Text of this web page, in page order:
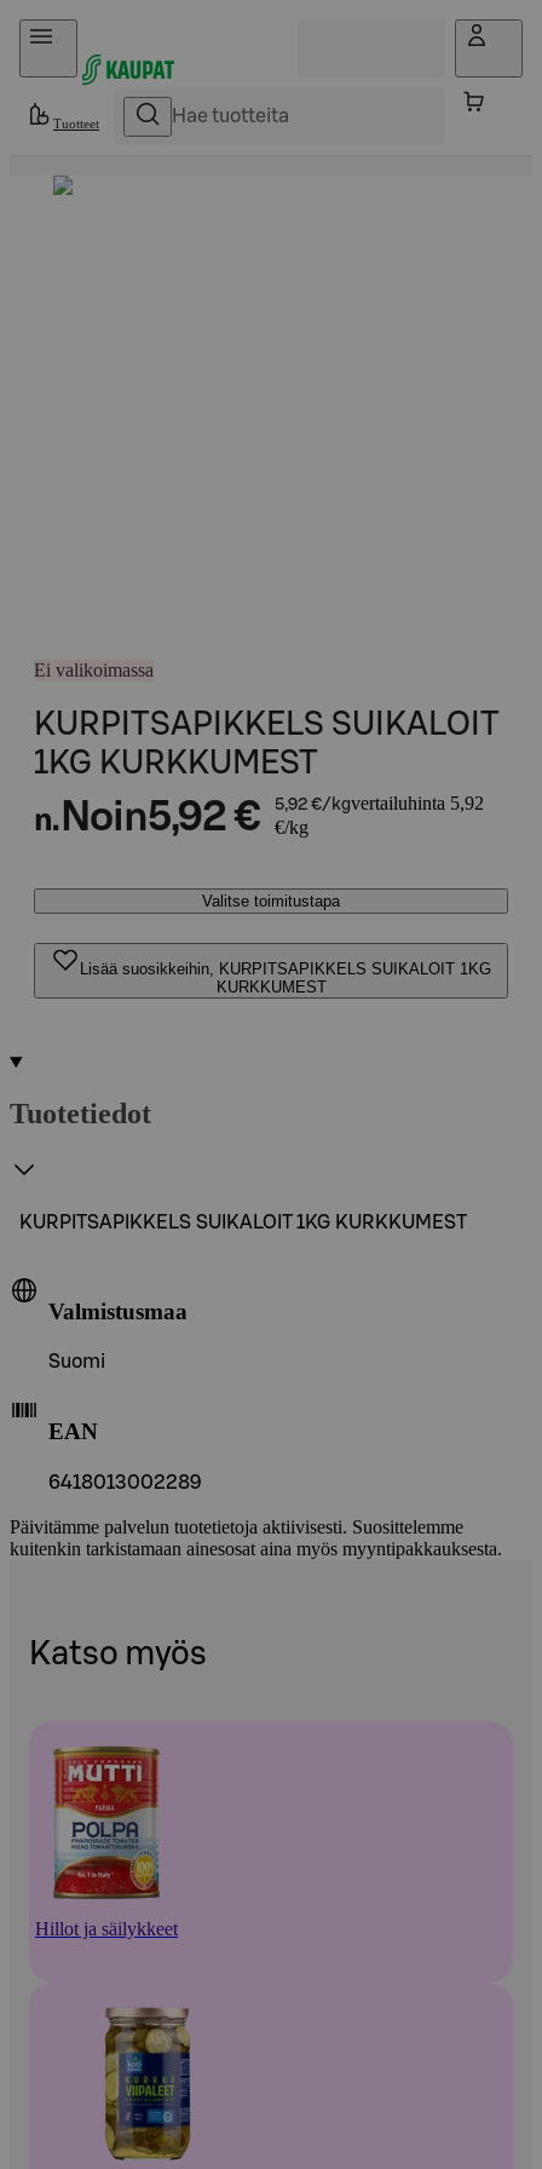
Hyppää sisältöön
Tuotteet
Ei valikoimassa
KURPITSAPIKKELS SUIKALOIT
1KG KURKKUMEST
n. Noin5,92 € 5,92 €/kgvertailuhinta 5,92
€/kg
Valitse toimitustapa
Lisää suosikkeihin, KURPITSAPIKKELS SUIKALOIT 1KG
KURKKUMEST
Tuotetiedot
KURPITSAPIKKELS SUIKALOIT 1KG KURKKUMEST
Valmistusmaa
Suomi
EAN
6418013002289
Päivitämme palvelun tuotetietoja aktiivisesti. Suosittelemme
kuitenkin tarkistamaan ainesosat aina myös myyntipakkauksesta.
Katso myös
Hillot ja säilykkeet